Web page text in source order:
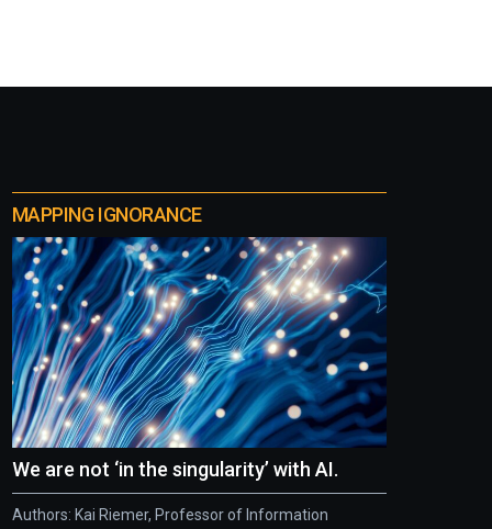
MAPPING IGNORANCE
We are not ‘in the singularity’ with AI.
Authors: Kai Riemer, Professor of Information